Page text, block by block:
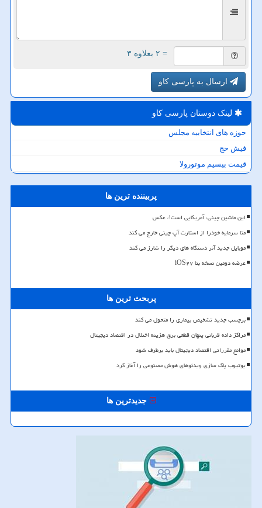
= ۲ بعلاوه ۳
ارسال به پارسی کاو
لینک دوستان پارسی كاو
حوزه های انتخابیه مجلس
فیش حج
قیمت بیسیم موتورولا
پربیننده ترین ها
این ماشین چینی، آمریکایی است!، عکس
متا سرمایه خودرا از استارت آپ چینی خارج می کند
موبایل جدید آنر دستگاه های دیگر را شارژ می کند
عرضه دومین نسخه بتا iOS۲۷
پربحث ترین ها
برچسب جدید تشخیص بیماری را متحول می کند
مراکز داده قربانی پنهان قطعی برق هزینه اختلال در اقتصاد دیجیتال
موانع مقرراتی اقتصاد دیجیتال باید برطرف شود
یوتیوب پاک سازی ویدئوهای هوش مصنوعی را آغاز کرد
جدیدترین ها